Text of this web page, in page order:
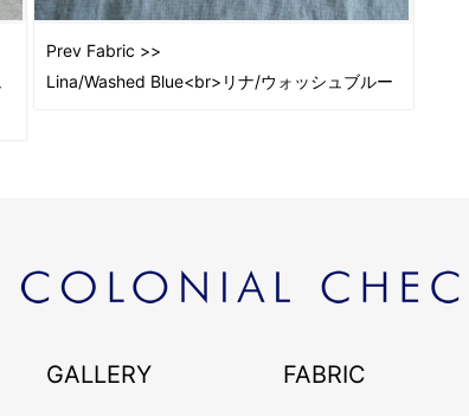
Prev Fabric >>
Lina/Washed Blue<br>リナ/ウォッシュブルー
GALLERY FABRIC